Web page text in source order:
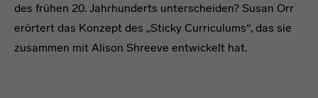
des frühen 20. Jahrhunderts unterscheiden? Susan Orr
erörtert das Konzept des „Sticky Curriculums“, das sie
zusammen mit Alison Shreeve entwickelt hat.